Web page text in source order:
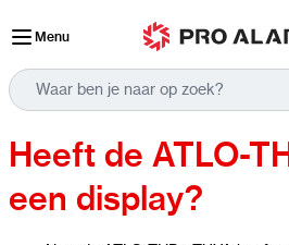
Menu
Heeft de ATLO-
een display?